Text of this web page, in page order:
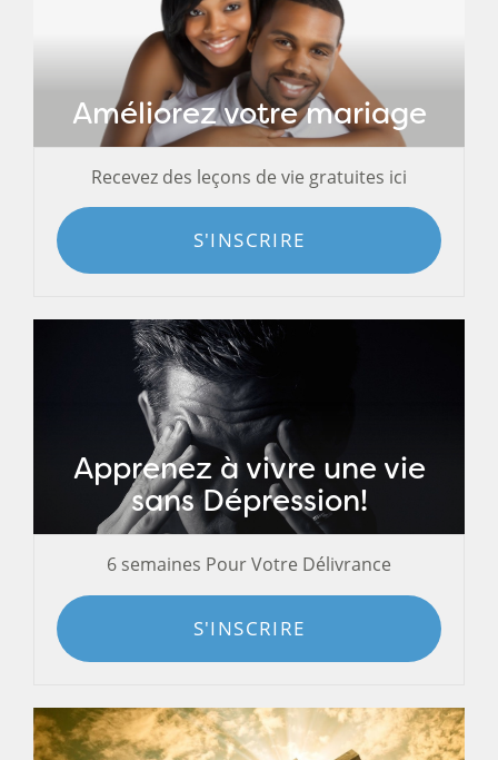
Améliorez votre mariage
Recevez des leçons de vie gratuites ici
S'INSCRIRE
Apprenez à vivre une vie
sans Dépression!
6 semaines Pour Votre Délivrance
S'INSCRIRE